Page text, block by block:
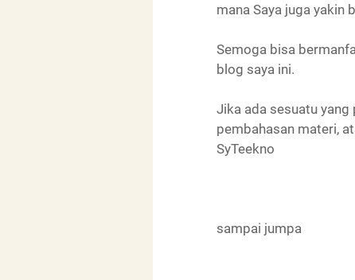
mana Saya juga yakin
Semoga bisa
blog saya ini.
Jika ada sesuatu
pembahasan materi,
SyTeekno
sampai jumpa